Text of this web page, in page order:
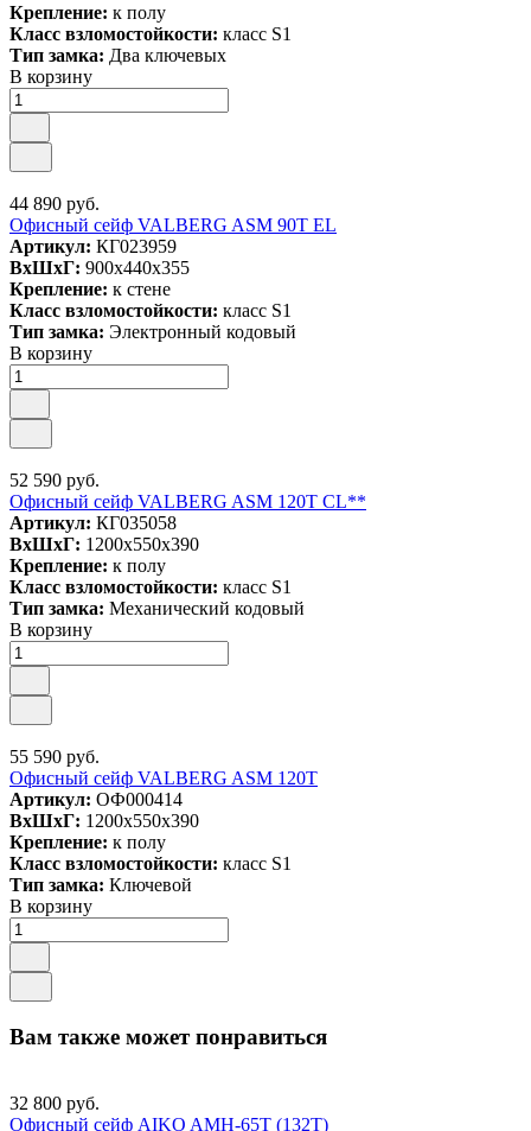
Крепление: к полу
Класс взломостойкости: класс S1
Тип замка: Два ключевых
В корзину
44 890 руб.
Офисный сейф VALBERG ASM 90T EL
Артикул: КГ023959
ВxШxГ: 900x440x355
Крепление: к стене
Класс взломостойкости: класс S1
Тип замка: Электронный кодовый
В корзину
52 590 руб.
Офисный сейф VALBERG ASM 120T CL**
Артикул: КГ035058
ВxШxГ: 1200x550x390
Крепление: к полу
Класс взломостойкости: класс S1
Тип замка: Механический кодовый
В корзину
55 590 руб.
Офисный сейф VALBERG ASM 120T
Артикул: ОФ000414
ВxШxГ: 1200x550x390
Крепление: к полу
Класс взломостойкости: класс S1
Тип замка: Ключевой
В корзину
Вам также может понравиться
32 800 руб.
Офисный сейф AIKO AMH-65T (132T)